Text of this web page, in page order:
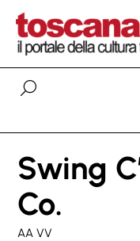
Swing
Co.
AA VV